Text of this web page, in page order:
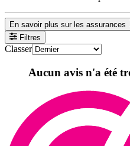
En savoir plus sur les assurances
Filtres
Classer
Aucun avis n'a été